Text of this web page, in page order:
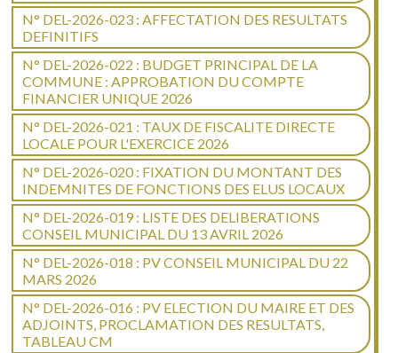
N° DEL-2026-023 : AFFECTATION DES RESULTATS
DEFINITIFS
N° DEL-2026-022 : BUDGET PRINCIPAL DE LA
COMMUNE : APPROBATION DU COMPTE
FINANCIER UNIQUE 2026
N° DEL-2026-021 : TAUX DE FISCALITE DIRECTE
LOCALE POUR L'EXERCICE 2026
N° DEL-2026-020 : FIXATION DU MONTANT DES
INDEMNITES DE FONCTIONS DES ELUS LOCAUX
N° DEL-2026-019 : LISTE DES DELIBERATIONS
CONSEIL MUNICIPAL DU 13 AVRIL 2026
N° DEL-2026-018 : PV CONSEIL MUNICIPAL DU 22
MARS 2026
N° DEL-2026-016 : PV ELECTION DU MAIRE ET DES
ADJOINTS, PROCLAMATION DES RESULTATS,
TABLEAU CM